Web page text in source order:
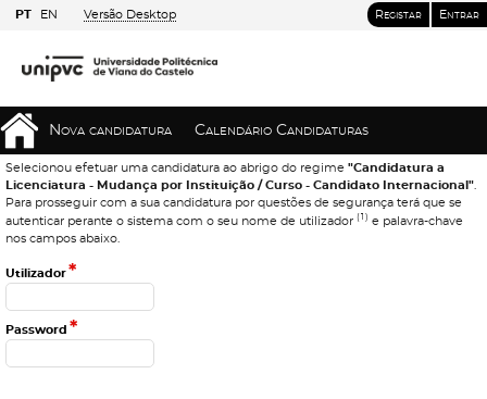
PT EN Versão Desktop Registar Entrar
Nova candidatura Calendário Candidaturas
Selecionou efetuar uma candidatura ao abrigo do regime "Candidatura a
Licenciatura - Mudança por Instituição / Curso - Candidato Internacional"
Para prosseguir com a sua candidatura por questões de segurança terá que se
autenticar perante o sistema com o seu nome de utilizador (1) e palavra-chave
nos campos abaixo.
Utilizador*
Password *